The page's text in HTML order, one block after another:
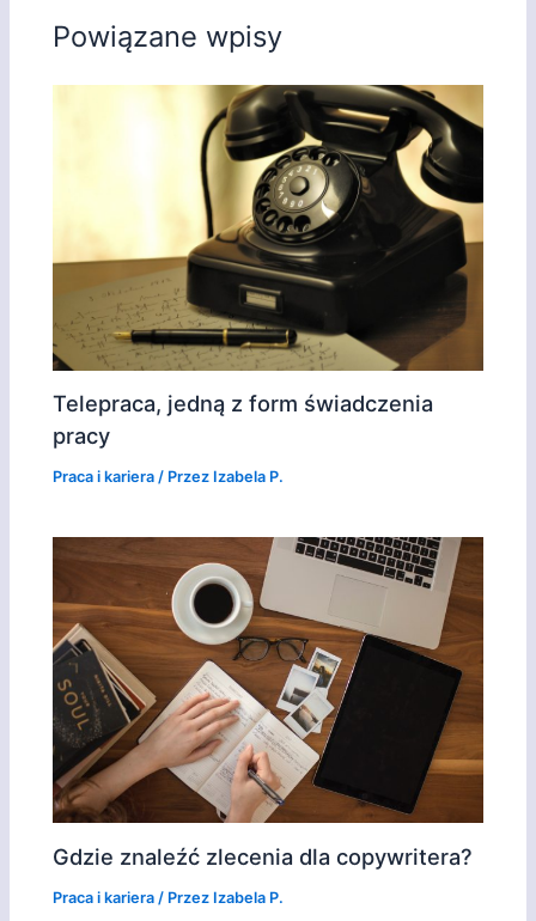
Powiązane wpisy
Telepraca, jedną z form świadczenia
pracy
Praca i kariera / Przez Izabela P.
Gdzie znaleźć zlecenia dla copywritera?
Praca i kariera / Przez Izabela P.